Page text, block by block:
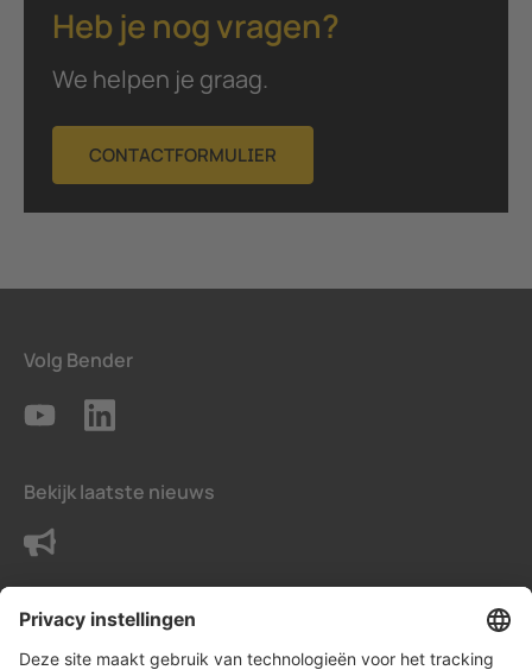
Heb je nog vragen?
We helpen je graag.
CONTACTFORMULIER
Volg Bender
Bekijk laatste nieuws
Neem contact met ons op